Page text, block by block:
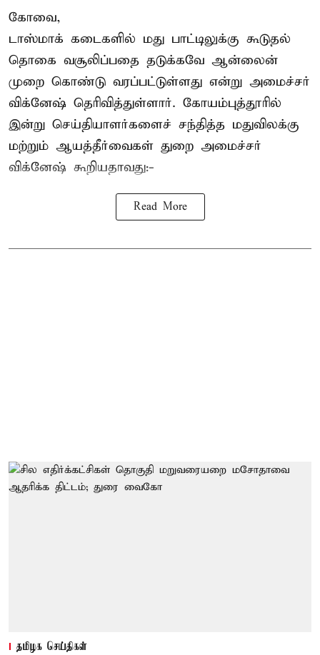
கோவை,
டாஸ்மாக் கடைகளில் மது பாட்டிலுக்கு கூடுதல்
தொகை வசூலிப்பதை தடுக்கவே ஆன்லைன்
முறை கொண்டு வரப்பட்டுள்ளது என்று அமைச்சர்
விக்னேஷ் தெரிவித்துள்ளார். கோயம்புத்தூரில்
இன்று செய்தியாளர்களைச் சந்தித்த மதுவிலக்கு
மற்றும் ஆயத்தீர்வைகள் துறை அமைச்சர்
விக்னேஷ் கூறியதாவது:-
Read More
தமிழக செய்திகள்